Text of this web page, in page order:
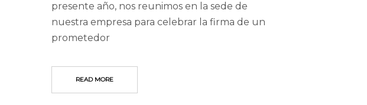
presente año, nos reunimos en la sede de
nuestra empresa para celebrar la firma de un
prometedor
READ MORE